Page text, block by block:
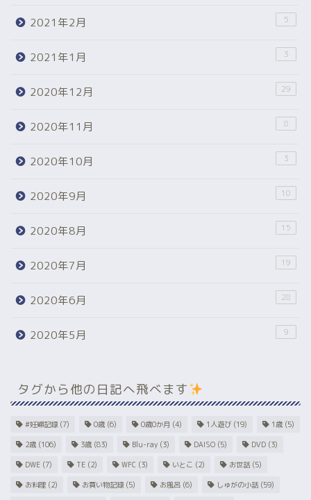
2021年2月 5
2021年1月 3
2020年12月 29
2020年11月 8
2020年10月 3
2020年9月 10
2020年8月 15
2020年7月 19
2020年6月 28
2020年5月 9
タグから他の日記へ飛べます
#妊婦記録 (7) 0歳 (6) 0歳0か月 (4) 1人遊び (19) 1歳 (5)
2歳 (106) 3歳 (83) Blu-ray (3) DAISO (5) DVD (3)
DWE (7) TE (2) WFC (3) いとこ (2) お世話 (5)
お料理 (2) お買い物記録 (5) お風呂 (6) しゅがの小話 (59)